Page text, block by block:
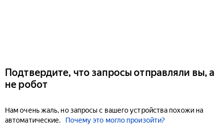
Подтвердите, что запросы отправляли вы, а
не робот
Нам очень жаль, но запросы с вашего устройства похожи на
автоматические.
Почему это могло произойти?